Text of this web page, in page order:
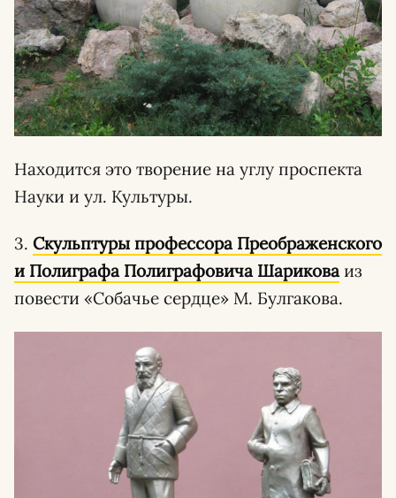
Находится это творение на углу проспекта
Науки и ул. Культуры.
3. Скульптуры профессора Преображенского
и Полиграфa Полиграфовичa Шариковaиз
повести «Собачье сердце» М. Булгакова.